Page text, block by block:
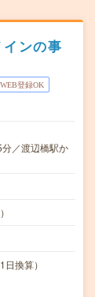
ンの事
WEB登録OK
／渡辺橋駅か
換算）